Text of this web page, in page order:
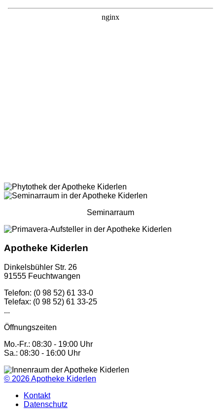
Seminarraum
Apotheke Kiderlen
Dinkelsbühler Str. 26
91555 Feuchtwangen
Telefon: (0 98 52) 61 33-0
Telefax: (0 98 52) 61 33-25
...
Öffnungszeiten
Mo.-Fr.: 08:30 - 19:00 Uhr
Sa.: 08:30 - 16:00 Uhr
© 2026Apotheke Kiderlen
Kontakt
Datenschutz